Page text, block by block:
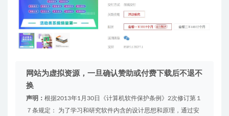
网站为虚拟资源，一旦确认赞助或付费下载后不退不
换
声明： 根据2013年1月30日《计算机软件保护条例》2次修订第１
７条规定： 为了学习和研究软件内含的设计思想和原理，通过安